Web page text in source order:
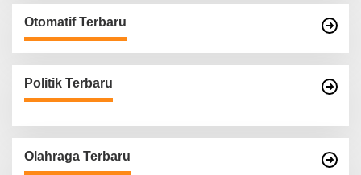
Otomatif Terbaru
Politik Terbaru
Olahraga Terbaru